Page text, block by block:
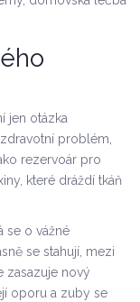
jen otázka
problém,
rezervoár pro
které dráždí tkáň
se o vážné
se stahují, mezi
zasazuje nový
oporu a zuby se